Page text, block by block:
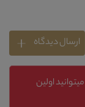
ارسال دیدگاه
اولین